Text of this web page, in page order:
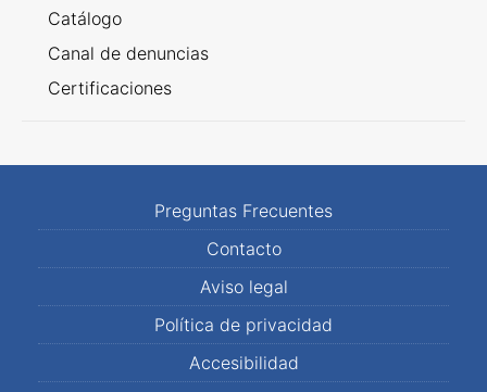
Catálogo
Canal de denuncias
Certificaciones
Preguntas Frecuentes
Contacto
Aviso legal
Política de privacidad
Accesibilidad